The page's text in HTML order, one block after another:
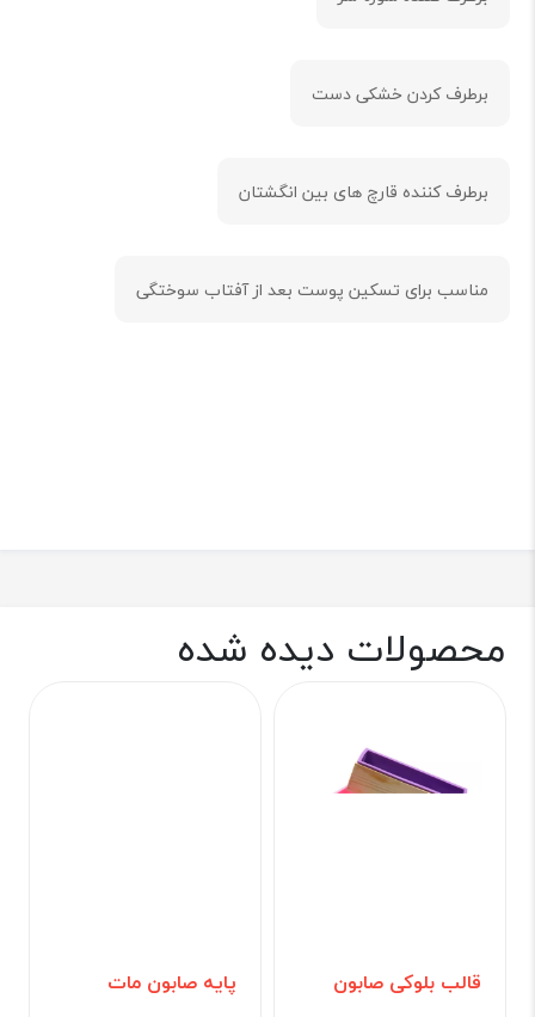
برطرف کردن خشکی دست
برطرف کننده‌ قارچ های بین انگشتان
مناسب برای تسکین پوست بعد از آفتاب سوختگی
محصولات دیده شده
قالب بلوکی صابون پایه صابون مات